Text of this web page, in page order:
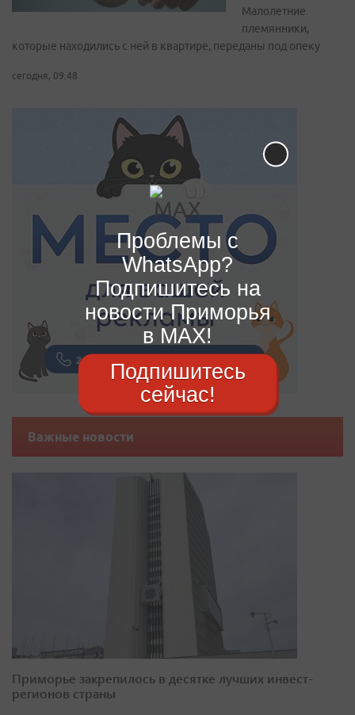
Малолетние
племянники,
которые находились с ней в квартире, переданы под опеку
сегодня, 09:48
Важные новости
Приморье закрепилось в десятке лучших инвест-
регионов страны
Проблемы с
WhatsApp?
Подпишитесь на
новости Приморья
в MAX!
Подпишитесь
сейчас!